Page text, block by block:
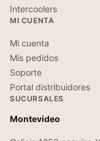
Intercoolers
MI CUENTA
Mi cuenta
Mis pedidos
Soporte
Portal distribuidores
SUCURSALES
Montevideo